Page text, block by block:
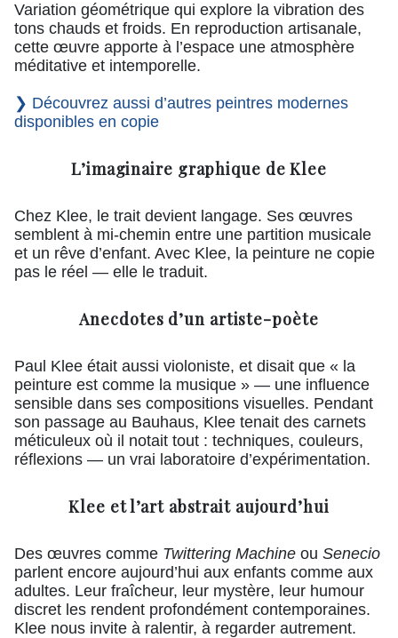
Variation géométrique qui explore la vibration des
tons chauds et froids. En reproduction artisanale,
cette œuvre apporte à l’espace une atmosphère
méditative et intemporelle.
❯ Découvrez aussi d’autres peintres modernes
disponibles en copie
L’imaginaire graphique de Klee
Chez Klee, le trait devient langage. Ses œuvres
semblent à mi-chemin entre une partition musicale
et un rêve d’enfant. Avec Klee, la peinture ne copie
pas le réel — elle le traduit.
Anecdotes d’un artiste-poète
Paul Klee était aussi violoniste, et disait que « la
peinture est comme la musique » — une influence
sensible dans ses compositions visuelles. Pendant
son passage au Bauhaus, Klee tenait des carnets
méticuleux où il notait tout : techniques, couleurs,
réflexions — un vrai laboratoire d’expérimentation.
Klee et l’art abstrait aujourd’hui
Des œuvres comme Twittering Machine ou Senecio
parlent encore aujourd’hui aux enfants comme aux
adultes. Leur fraîcheur, leur mystère, leur humour
discret les rendent profondément contemporaines.
Klee nous invite à ralentir, à regarder autrement.